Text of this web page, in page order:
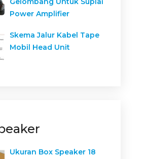
Power Amplifier
Skema Jalur Kabel Tape
Mobil Head Unit
Ukuran Box Speaker 18